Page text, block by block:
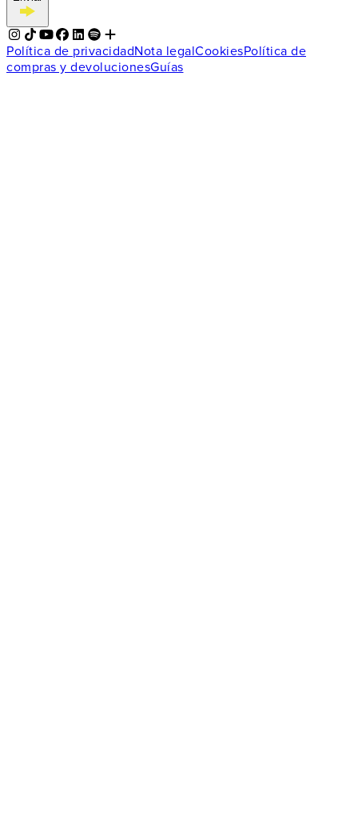
Política de privacidadNota legalCookiesPolítica de
compras y devolucionesGuías